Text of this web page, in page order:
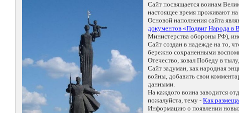
Сайт посвящается воинам
настоящее время проживают
Основой наполнения сайта
документов «Подвиг Народа в
Министерства обороны РФ),
Сайт создан в надежде на то,
бережно сохраненными
Отечество, ковал Победу в
Сайт задуман, как народная
войны, добавить свои
данными.
На каждого воина заводится
пожалуйста, тему - Как
Информацию о появлении